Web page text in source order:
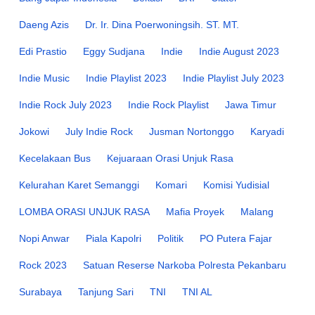
Daeng Azis Dr. Ir. Dina Poerwoningsih. ST. MT.
Edi Prastio Eggy Sudjana Indie Indie August 2023
Indie Music Indie Playlist 2023 Indie Playlist July 2023
Indie Rock July 2023 Indie Rock Playlist Jawa Timur
Jokowi July Indie Rock Jusman Nortonggo Karyadi
Kecelakaan Bus Kejuaraan Orasi Unjuk Rasa
Kelurahan Karet Semanggi Komari Komisi Yudisial
LOMBA ORASI UNJUK RASA Mafia Proyek Malang
Nopi Anwar Piala Kapolri Politik PO Putera Fajar
Rock 2023 Satuan Reserse Narkoba Polresta Pekanbaru
Surabaya Tanjung Sari TNI TNI AL